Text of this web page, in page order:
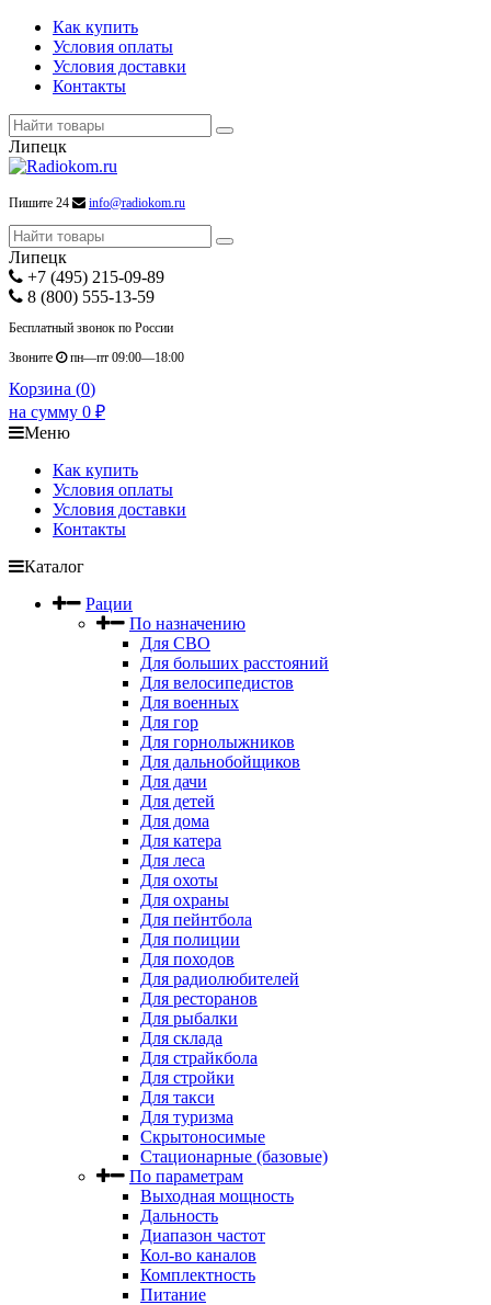
Как купить
Условия оплаты
Условия доставки
Контакты
Липецк
Пишите 24 info@radiokom.ru
Липецк
+7 (495) 215-09-89
8 (800) 555-13-59
Бесплатный звонок по России
Звоните
пн—пт 09:00—18:00
Корзина (0)
на сумму 0 ₽
Меню
Как купить
Условия оплаты
Условия доставки
Контакты
Каталог
Рации
По назначению
Для СВО
Для больших расстояний
Для велосипедистов
Для военных
Для гор
Для горнолыжников
Для дальнобойщиков
Для дачи
Для детей
Для дома
Для катера
Для леса
Для охоты
Для охраны
Для пейнтбола
Для полиции
Для походов
Для радиолюбителей
Для ресторанов
Для рыбалки
Для склада
Для страйкбола
Для стройки
Для такси
Для туризма
Скрытоносимые
Стационарные (базовые)
По параметрам
Выходная мощность
Дальность
Диапазон частот
Кол-во каналов
Комплектность
Питание